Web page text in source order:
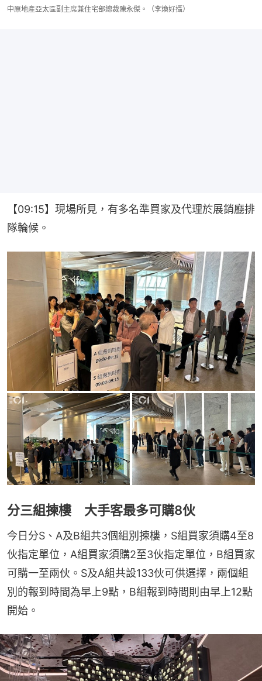
中原地產亞太區副主席兼住宅部總裁陳永傑。（李煥好攝）
【09:15】現場所見，有多名準買家及代理於展銷廳排
隊輪候。
分三組揀樓 大手客最多可購8伙
今日分S、A及B組共3個組別揀樓，S組買家須購4至8
伙指定單位，A組買家須購2至3伙指定單位，B組買家
可購一至兩伙。S及A組共設133伙可供選擇，兩個組
別的報到時間為早上9點，B組報到時間則由早上12點
開始。